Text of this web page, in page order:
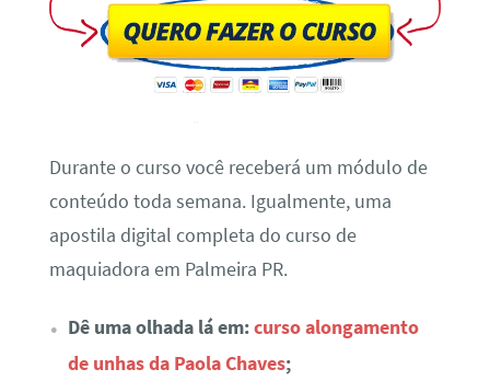
Durante o curso você receberá um módulo de
conteúdo toda semana. Igualmente, uma
apostila digital completa do curso de
maquiadora em Palmeira PR.
Dê uma olhada lá em:curso alongamento
de unhas da Paola Chaves;